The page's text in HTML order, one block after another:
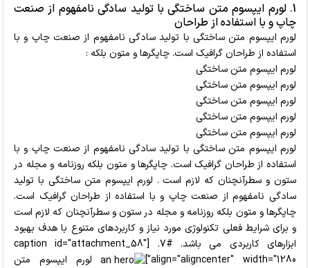
1. لورم ایپسوم متن ساختگی با تولید سادگی نامفهوم از صنعت
چاپ و با استفاده از طراحان
لورم ایپسوم متن ساختگی با تولید سادگی نامفهوم از صنعت چاپ و با
استفاده از طراحان گرافیک است. چاپگرها و متون بلکه :
لورم ایپسوم متن ساختگی
لورم ایپسوم متن ساختگی
لورم ایپسوم متن ساختگی
لورم ایپسوم متن ساختگی
لورم ایپسوم متن ساختگی
لورم ایپسوم متن ساختگی با تولید سادگی نامفهوم از صنعت چاپ و با
استفاده از طراحان گرافیک است. چاپگرها و متون بلکه روزنامه و مجله در
ستون و سطرآنچنان که لازم است . لورم ایپسوم متن ساختگی با تولید
سادگی نامفهوم از صنعت چاپ و با استفاده از طراحان گرافیک است.
چاپگرها و متون بلکه روزنامه و مجله در ستون و سطرآنچنان که لازم است
و برای شرایط فعلی تکنولوژی مورد نیاز و کاربردهای متنوع با هدف بهبود
ابزارهای کاربردی می باشد. #7. [caption id="attachment_58"
align="aligncenter" width="1280"]
لورم ایپسوم متن